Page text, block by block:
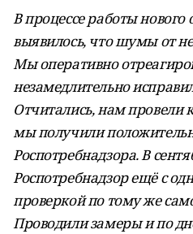
В процессе работы нового
выявилось, что шумы от
Мы оперативно
незамедлительно
Отчитались, нам провели
мы получили
Роспотребнадзора. В
Роспотребнадзор ещё с
проверкой по тому же
Проводили замеры и по